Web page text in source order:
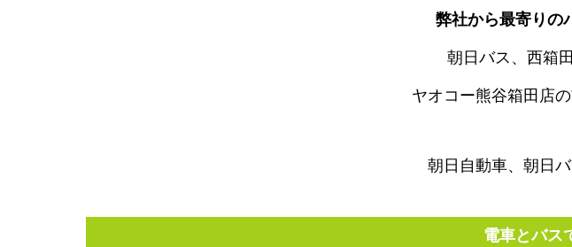
弊社から最寄りの
朝日バス、西箱
ヤオコー熊谷箱田店
朝日自動車、朝日
電車とバス